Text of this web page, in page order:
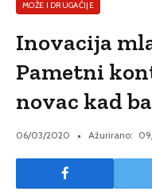
MOŽE I DRUGAČIJE
Inovacija
Pametni
novac kad
06/03/2020 Ažurirano: